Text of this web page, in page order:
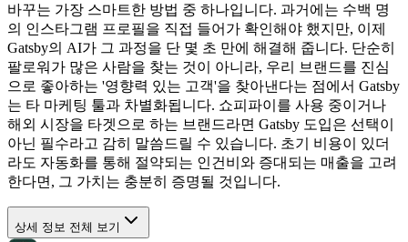
바꾸는 가장 스마트한 방법 중 하나입니다. 과거에는 수백 명
의 인스타그램 프로필을 직접 들어가 확인해야 했지만, 이제
Gatsby의 AI가 그 과정을 단 몇 초 만에 해결해 줍니다. 단순히
팔로워가 많은 사람을 찾는 것이 아니라, 우리 브랜드를 진심
으로 좋아하는 '영향력 있는 고객'을 찾아낸다는 점에서 Gatsby
는 타 마케팅 툴과 차별화됩니다. 쇼피파이를 사용 중이거나
해외 시장을 타겟으로 하는 브랜드라면 Gatsby 도입은 선택이
아닌 필수라고 감히 말씀드릴 수 있습니다. 초기 비용이 있더
라도 자동화를 통해 절약되는 인건비와 증대되는 매출을 고려
한다면, 그 가치는 충분히 증명될 것입니다.
상세 정보 전체 보기